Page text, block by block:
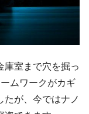
在明を支持しな
室長が告発され
なって抗議活
庫室まで穴を掘っ
ムワークがカギ
たが、今ではナノ